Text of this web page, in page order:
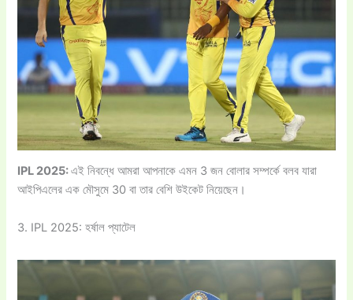
IPL 2025:এই নিবন্ধে আমরা আপনাকে এমন 3 জন বোলার সম্পর্কে বলব যারা
আইপিএলের এক মৌসুমে 30 বা তার বেশি উইকেট নিয়েছেন।
3. IPL 2025: হর্ষাল প্যাটেল